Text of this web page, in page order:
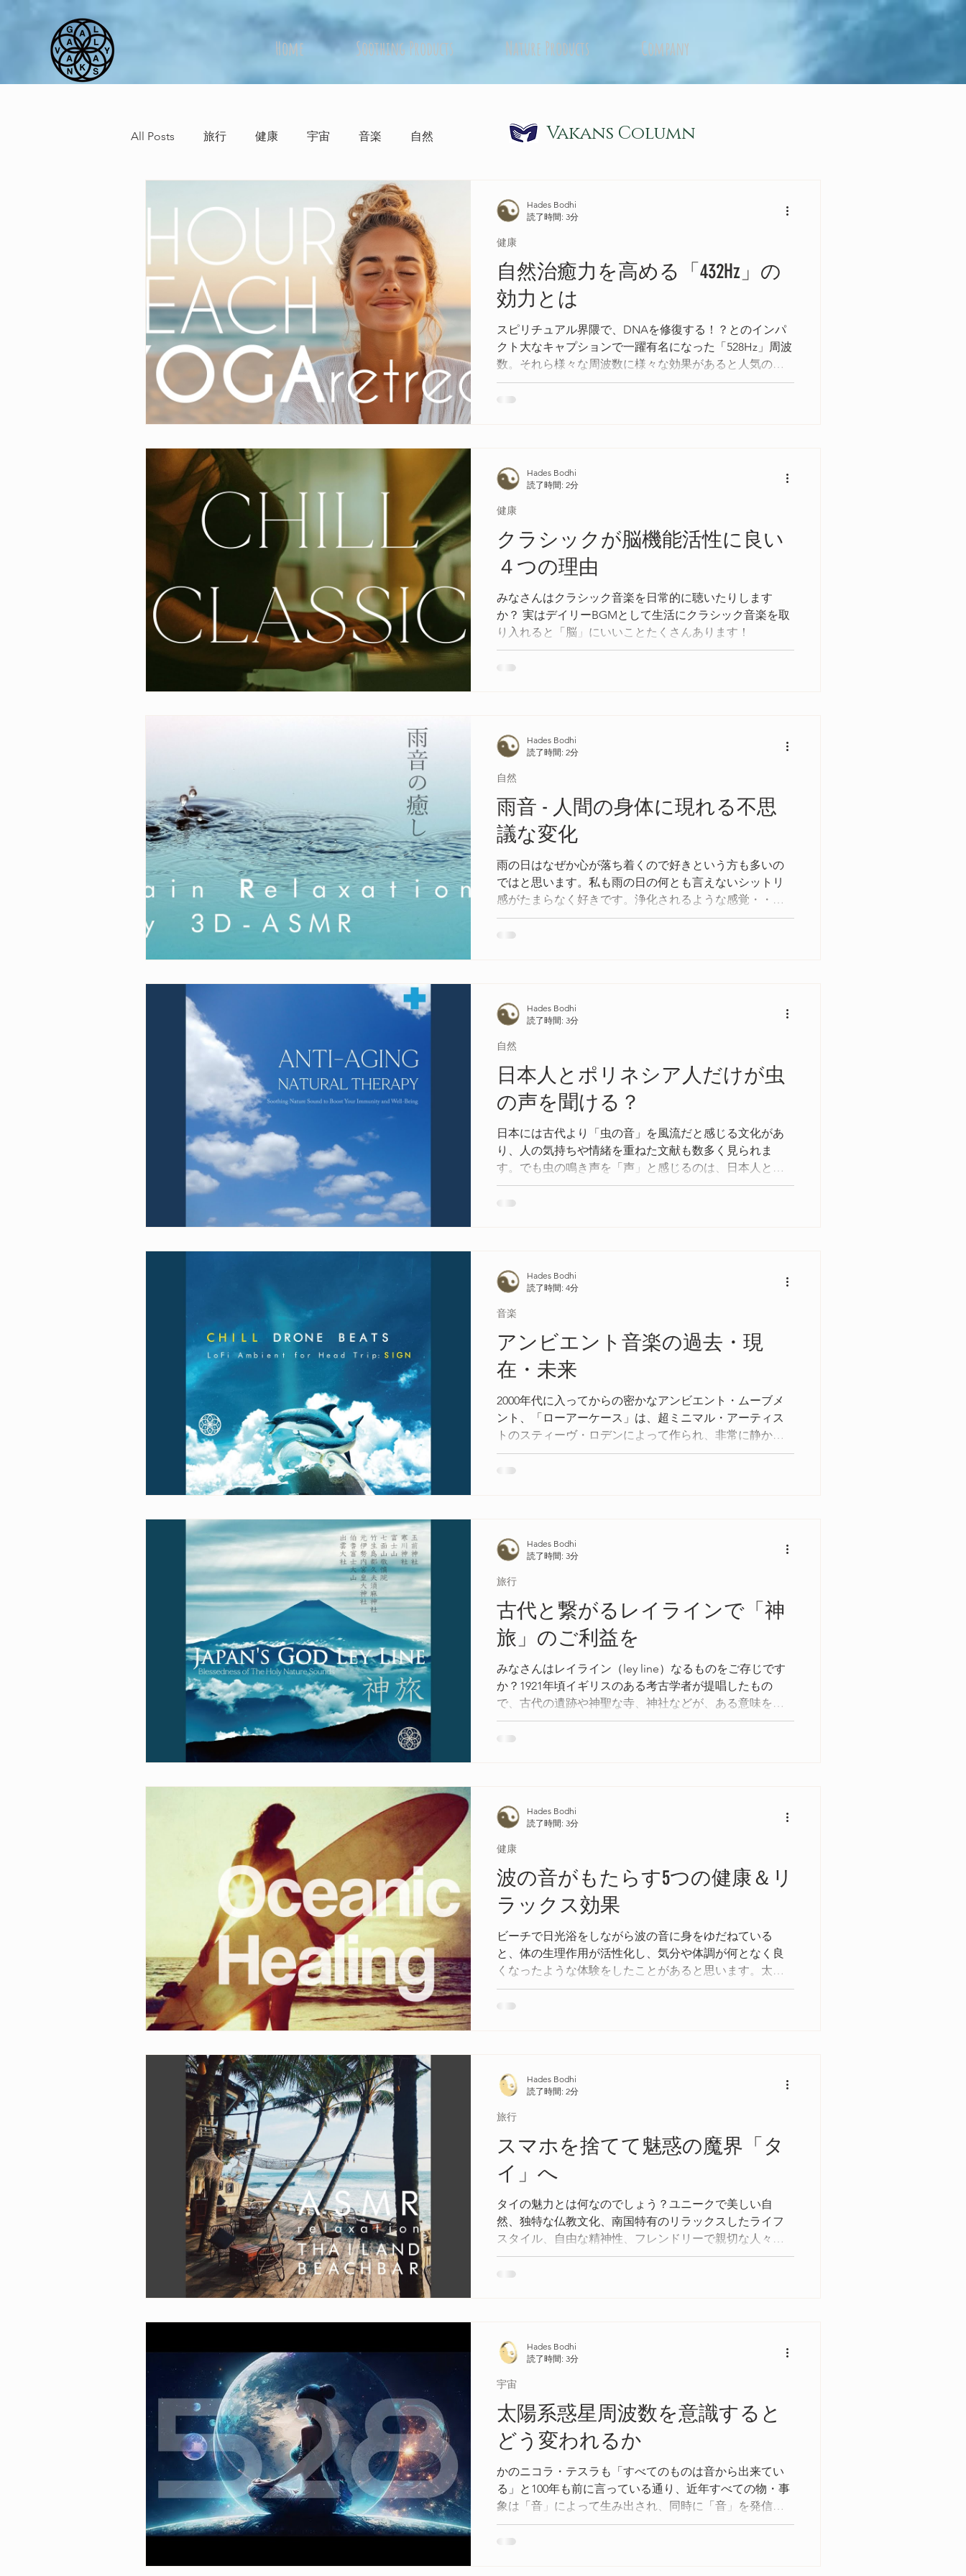
Home Soothing Products Nature Products Company
All Posts 旅行 健康 宇宙 音楽 自然
自然治癒力を高める「432Hz」の
効力とは
スピリチュアル界隈で、DNAを修復する！？とのインパ
クト大なキャプションで一躍有名になった「528Hz」周波
数。それら様々な周波数に様々な効果があると人気の
「ソルフェジオ周波数」ですが、その中でも「432Hz」が
自然治癒力を高め、最も人体にとって有益なのではと認
健康
Hades Bodhi
読了時間: 3分
クラシックが脳機能活性に良い
４つの理由
みなさんはクラシック音楽を日常的に聴いたりします
か？ 実はデイリーBGMとして生活にクラシック音楽を取
り入れると「脳」にいいことたくさんあります！
健康
Hades Bodhi
読了時間: 2分
雨音 - 人間の身体に現れる不思
議な変化
雨の日はなぜか心が落ち着くので好きという方も多いの
ではと思います。私も雨の日の何とも言えないシットリ
感がたまらなく好きです。浄化されるような感覚・・・
人間の身体に現れる変化を考察していきましょう！
自然
Hades Bodhi
読了時間: 2分
日本人とポリネシア人だけが虫
の声を聞ける？
日本には古代より「虫の音」を風流だと感じる文化があ
り、人の気持ちや情緒を重ねた文献も数多く見られま
す。でも虫の鳴き声を「声」と感じるのは、日本人とポ
リネシア人だけという最新の研究結果があるのです。
自然
Hades Bodhi
読了時間: 3分
アンビエント音楽の過去・現
在・未来
2000年代に入ってからの密かなアンビエント・ムーブメ
ント、「ローアーケース」は、超ミニマル・アーティス
トのスティーヴ・ロデンによって作られ、非常に静かな
音、そして長い無音を含んだアンビエント・ミニマリズ
ムの極端な形式を特徴としています。
音楽
Hades Bodhi
読了時間: 4分
古代と繋がるレイラインで「神
旅」のご利益を
みなさんはレイライン（ley line）なるものをご存じです
か？1921年頃イギリスのある考古学者が提唱したもの
で、古代の遺跡や神聖な寺、神社などが、ある意味を持
って直線的に並ぶよう考えて建造されているとした仮説
です。
旅行
Hades Bodhi
読了時間: 3分
波の音がもたらす5つの健康＆リ
ラックス効果
ビーチで日光浴をしながら波の音に身をゆだねている
と、体の生理作用が活性化し、気分や体調が何となく良
くなったような体験をしたことがあると思います。太陽
を感じながら生命の源とも言える海が紡ぎ出す波の音を
聴くことが、人間にとって最も健康的でリラックスでき
健康
Hades Bodhi
読了時間: 3分
スマホを捨てて魅惑の魔界「タ
イ」へ
タイの魅力とは何なのでしょう？ユニークで美しい自
然、独特な仏教文化、南国特有のリラックスしたライフ
スタイル、自由な精神性、フレンドリーで親切な人々、
おいしいタイ料理、手頃な生活費などなど、これでもか
と列挙することが出来ます。また ヨガ、瞑想、マッサー
旅行
Hades Bodhi
読了時間: 2分
太陽系惑星周波数を意識すると
どう変われるか
かのニコラ・テスラも「すべてのものは音から出来てい
る」と100年も前に言っている通り、近年すべての物・事
象は「音」によって生み出され、同時に「音」を発信し
ていることが証明され始めています。
宇宙
Hades Bodhi
読了時間: 3分
Vakans Column